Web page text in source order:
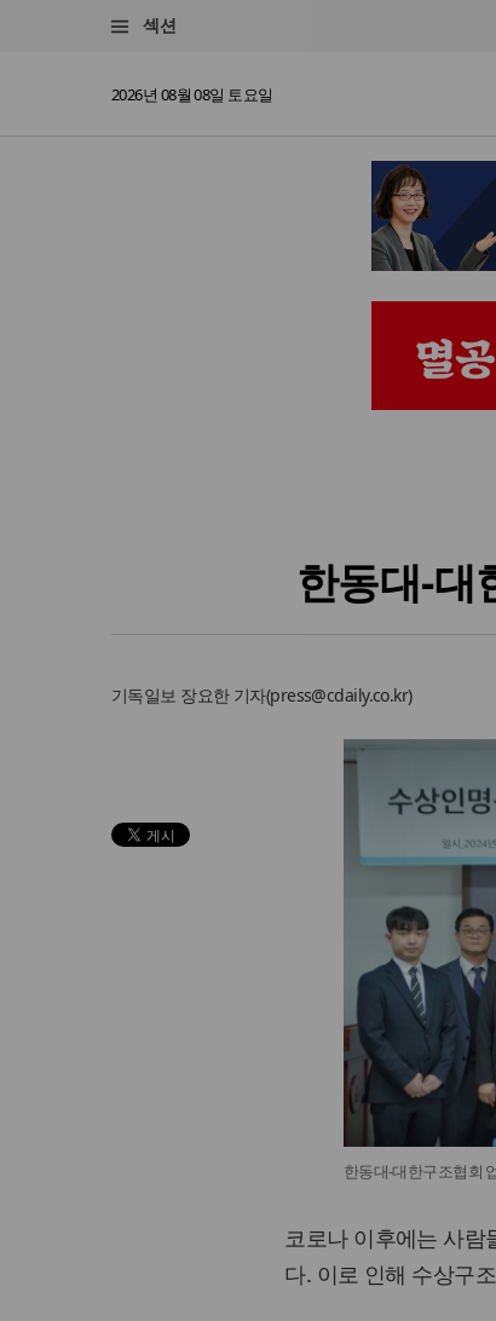
섹션
2026년 08월 08일 토요일
한동대-대
기독일보 장요한 기자(press@cdaily.co.kr)
한동대-대한구조협회
코로나 이후에는 사람
다. 이로 인해 수상구